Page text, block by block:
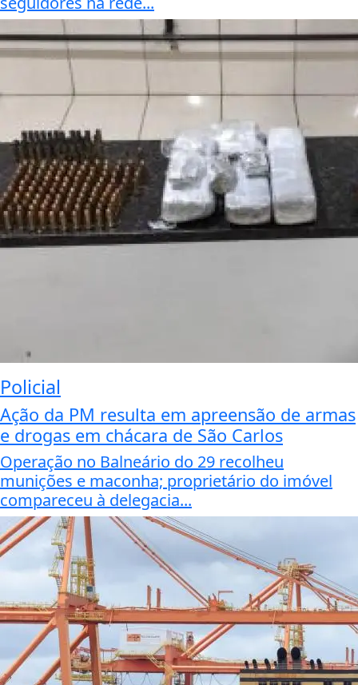
Policial
Ação da PM resulta em apreensão de armas
e drogas em chácara de São Carlos
Operação no Balneário do 29 recolheu
munições e maconha; proprietário do imóvel
compareceu à delegacia...